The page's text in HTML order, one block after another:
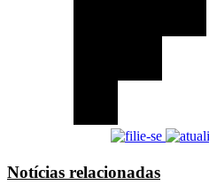
Notícias relacionadas